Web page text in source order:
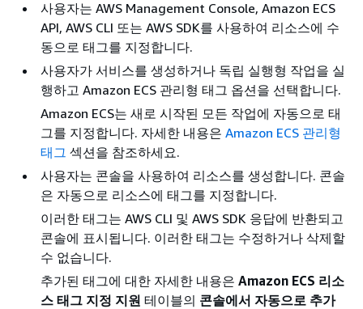
사용자는 AWS Management Console, Amazon ECS
API, AWS CLI 또는 AWS SDK를 사용하여 리소스에 수
동으로 태그를 지정합니다.
사용자가 서비스를 생성하거나 독립 실행형 작업을 실
행하고 Amazon ECS 관리형 태그 옵션을 선택합니다.
Amazon ECS는 새로 시작된 모든 작업에 자동으로 태
그를 지정합니다. 자세한 내용은 Amazon ECS 관리형
태그 섹션을 참조하세요.
사용자는 콘솔을 사용하여 리소스를 생성합니다. 콘솔
은 자동으로 리소스에 태그를 지정합니다.
이러한 태그는 AWS CLI 및 AWS SDK 응답에 반환되고
콘솔에 표시됩니다. 이러한 태그는 수정하거나 삭제할
수 없습니다.
추가된 태그에 대한 자세한 내용은 Amazon ECS 리소
스 태그 지정 지원 테이블의 콘솔에서 자동으로 추가